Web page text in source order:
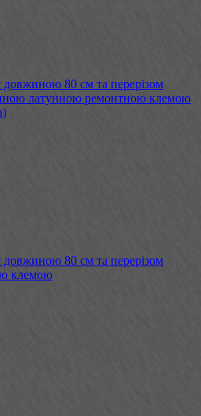
80 см та перерізом
латунною ремонтною клемою
80 см та перерізом
клемою